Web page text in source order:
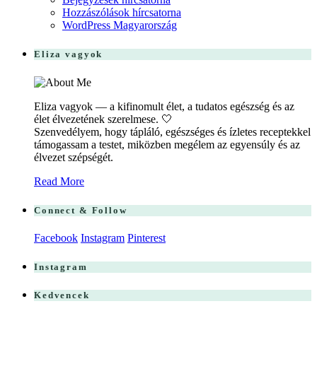
Hozzászólások hírcsatorna
WordPress Magyarország
Eliza vagyok
Eliza vagyok — a kifinomult élet, a tudatos egészség és az
élet élvezetének szerelmese. 🤍
Szenvedélyem, hogy tápláló, egészséges és ízletes receptekkel
támogassam a testet, miközben megélem az egyensúly és az
élvezet szépségét.
Read More
Connect & Follow
Facebook Instagram Pinterest
Instagram
Kedvencek